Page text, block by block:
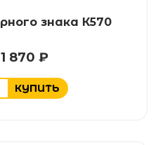
знака К570
1 870 ₽
КУПИТЬ